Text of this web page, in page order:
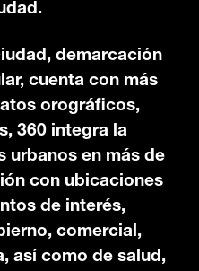
demarcación
cuenta con más
orográficos,
360 integra la
urbanos en más de
con ubicaciones
de interés,
comercial,
así como de salud,